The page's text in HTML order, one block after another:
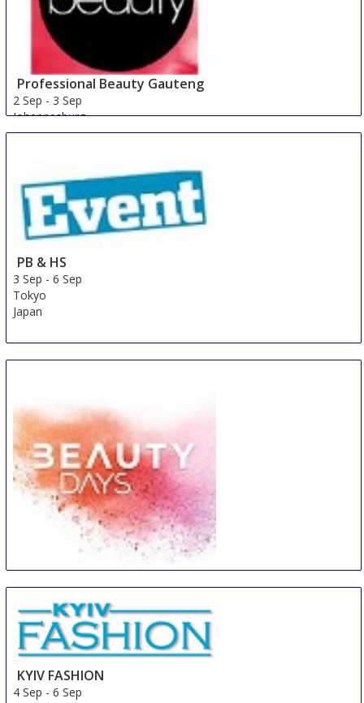
Professional Beauty Gauteng
2 Sep - 3 Sep
Johannesburg
South Africa
PB & HS
3 Sep -6 Sep
Tokyo
Japan
Gorinchem
Netherlands
KYIV FASHION
4 Sep -6 Sep